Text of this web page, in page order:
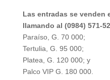
Las entradas se venden
llamando al (0984) 571-
Paraíso, G. 70 000;
Tertulia, G. 95 000;
Platea, G. 120 000; y
Palco VIP G. 180 000.